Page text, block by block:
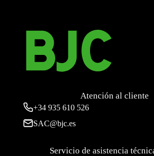
Atención al cliente
+34 935 610 526
SAC@bjc.es
Servicio de asistencia